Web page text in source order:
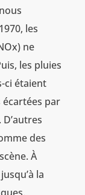
les
ne
les pluies
ci étaient
écartées par
des
À
la